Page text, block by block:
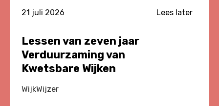
21 juli 2026 Lees later
Lessen van zeven jaar
Verduurzaming van
Kwetsbare Wijken
WijkWijzer